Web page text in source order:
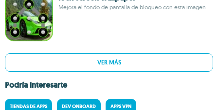
Mejora el fondo de pantalla de bloqueo con esta imagen
VER MÁS
Podría interesarte
TIENDAS DE APPS DEV ONBOARD APPS VPN